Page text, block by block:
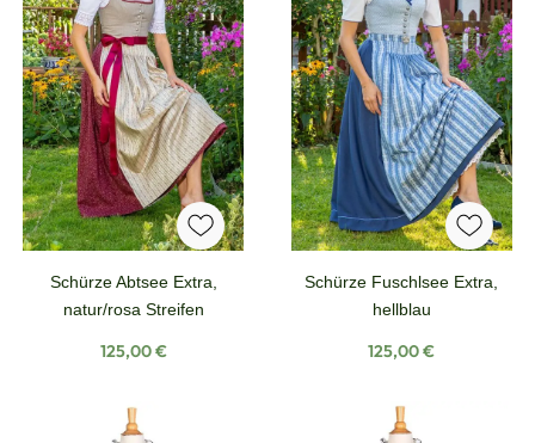
Schürze Abtsee Extra,
natur/rosa Streifen
Regulärer Preis:
125,00 €
Schürze Fuschlsee Extra,
hellblau
Regulärer Preis:
125,00 €